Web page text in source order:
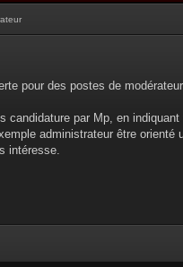
pour des postes de
candidature par Mp, en
administrateur être
intéresse.